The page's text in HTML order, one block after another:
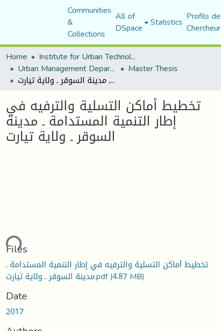
Communities
&
Collections
All of
DSpace Statistics Profils
Home
Institute for Urban Technology Management
Urban Management Department Master Thesis
تخطيط أماكن التسلية والترفيه في إطار التنمية المستدامة ـ مدينة السوقر ـ ولاية تيارت
تخطيط أماكن التسلية والترفيه في
إطار التنمية المستدامة ـ مدينة
السوقر ـ ولاية تيارت
Files
تخطيط أماكن التسلية والترفيه في إطار التنمية المستدامة ـ
مدينة السوقر ـ ولاية تيارت.pdf(4.87 MB)
Date
2017